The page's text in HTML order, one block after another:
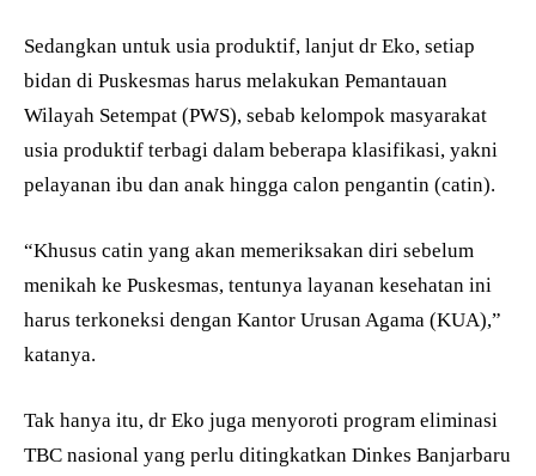
Sedangkan untuk usia produktif, lanjut dr Eko, setiap
bidan di Puskesmas harus melakukan Pemantauan
Wilayah Setempat (PWS), sebab kelompok masyarakat
usia produktif terbagi dalam beberapa klasifikasi, yakni
pelayanan ibu dan anak hingga calon pengantin (catin).
“Khusus catin yang akan memeriksakan diri sebelum
menikah ke Puskesmas, tentunya layanan kesehatan ini
harus terkoneksi dengan Kantor Urusan Agama (KUA),”
katanya.
Tak hanya itu, dr Eko juga menyoroti program eliminasi
TBC nasional yang perlu ditingkatkan Dinkes Banjarbaru